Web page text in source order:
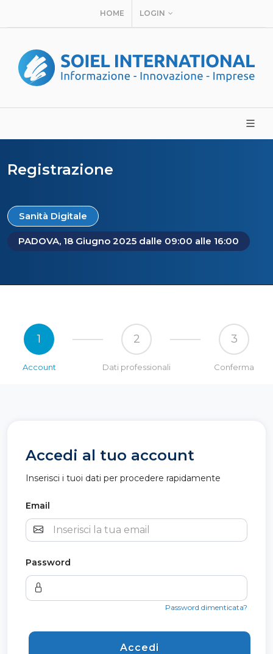
HOME LOGIN
Registrazione
Sanità Digitale
PADOVA, 18 Giugno 2025 dalle 09:00 alle 16:00
1
Account
2
Dati professionali
3
Conferma
Accedi al tuo account
Inserisci i tuoi dati per procedere rapidamente
Email
Password
Password dimenticata?
Accedi